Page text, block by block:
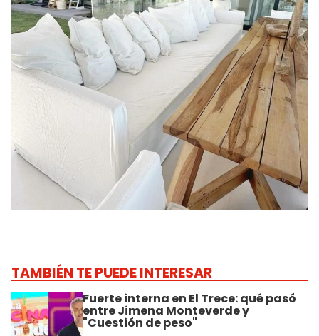
TAMBIÉN TE PUEDE INTERESAR
Fuerte interna en El Trece: qué pasó
entre Jimena Monteverde y
"Cuestión de peso"